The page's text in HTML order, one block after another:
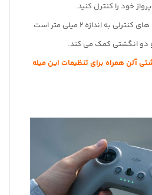
خود را کنترل کنید.
ضمناً این دسته دارای میله های کنترلی به اندازه 2 میلی متر است
دو انگشتی کمک می کند.
آلن همراه برای تنظیمات این میله